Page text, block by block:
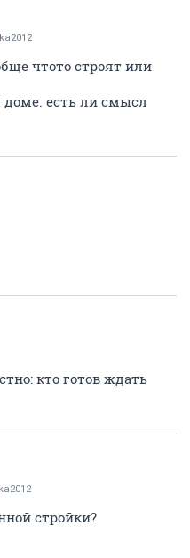
чтото строят или
доме. есть ли смысл
кто готов ждать
стройки?